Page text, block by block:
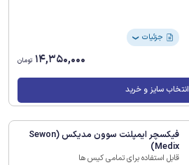
جزئیات ❯
14,350,000 تومان
انتخاب سایز و خرید
فیکسچر ایمپلنت سوون مدیکس (Sewon
Medix)
قابل استفاده برای تمامی کیس ها